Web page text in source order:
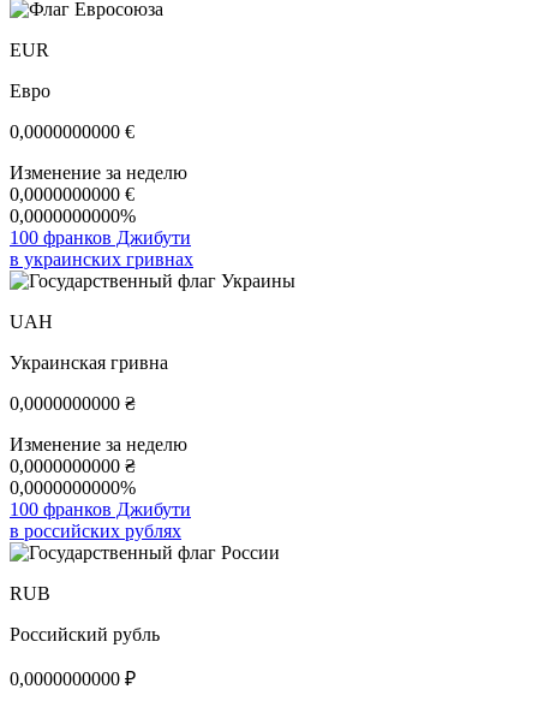
EUR
Евро
0,0000000000 €
Изменение за неделю
0,0000000000 €
0,0000000000%
100 франков Джибути
в украинских гривнах
UAH
Украинская гривна
0,0000000000 ₴
Изменение за неделю
0,0000000000 ₴
0,0000000000%
100 франков Джибути
в российских рублях
RUB
Российский рубль
0,0000000000 ₽